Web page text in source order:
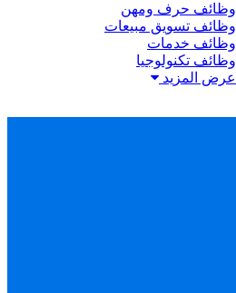
وظائف حرف ومهن
وظائف تسويق مبيعات
وظائف خدمات
وظائف تكنولوجيا
عرض المزيد